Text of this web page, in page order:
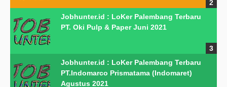
Jobhunter.id : LoKer Palembang Terbaru
PT. Oki Pulp & Paper Juni 2021
Jobhunter.id : LoKer Palembang Terbaru
PT.Indomarco Prismatama (Indomaret)
Agustus 2021